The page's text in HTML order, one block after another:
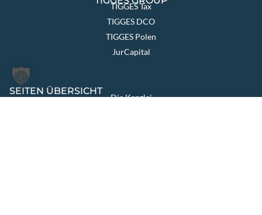
TIGGES Tax
TIGGES DCO
TIGGES Polen
JurCapital
SEITEN ÜBERSICHT
Die Kanzlei